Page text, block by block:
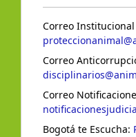
Correo Institucional
Correo
Correo
Bogotá te Escucha: